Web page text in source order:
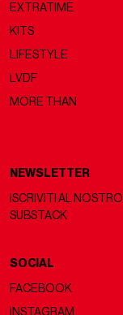
EXTRATIME
KITS
LIFESTYLE
LVDF
MORE THAN
NEWSLETTER
ISCRIVITI AL NOSTRO
SUBSTACK
SOCIAL
FACEBOOK
INSTAGRAM